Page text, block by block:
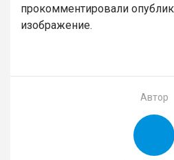
прокомментировали
изображение.
Автор